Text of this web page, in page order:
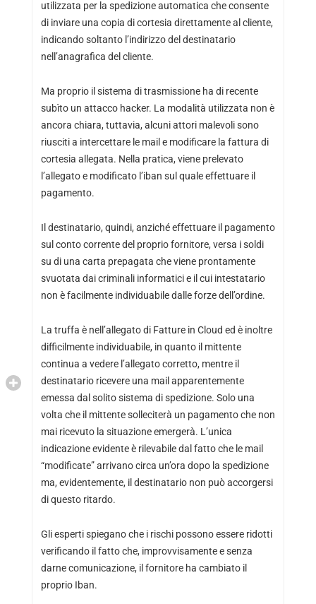
utilizzata per la spedizione automatica che consente
di inviare una copia di cortesia direttamente al cliente,
indicando soltanto l’indirizzo del destinatario
nell’anagrafica del cliente.
Ma proprio il sistema di trasmissione ha di recente
subìto un attacco hacker. La modalità utilizzata non è
ancora chiara, tuttavia, alcuni attori malevoli sono
riusciti a intercettare le mail e modificare la fattura di
cortesia allegata. Nella pratica, viene prelevato
l’allegato e modificato l’iban sul quale effettuare il
pagamento.
Il destinatario, quindi, anziché effettuare il pagamento
sul conto corrente del proprio fornitore, versa i soldi
su di una carta prepagata che viene prontamente
svuotata dai criminali informatici e il cui intestatario
non è facilmente individuabile dalle forze dell’ordine.
La truffa è nell’allegato di Fatture in Cloud ed è inoltre
difficilmente individuabile, in quanto il mittente
continua a vedere l’allegato corretto, mentre il
destinatario ricevere una mail apparentemente
emessa dal solito sistema di spedizione. Solo una
volta che il mittente solleciterà un pagamento che non
mai ricevuto la situazione emergerà. L’unica
indicazione evidente è rilevabile dal fatto che le mail
“modificate” arrivano circa un’ora dopo la spedizione
ma, evidentemente, il destinatario non può accorgersi
di questo ritardo.
Gli esperti spiegano che i rischi possono essere ridotti
verificando il fatto che, improvvisamente e senza
darne comunicazione, il fornitore ha cambiato il
proprio Iban.